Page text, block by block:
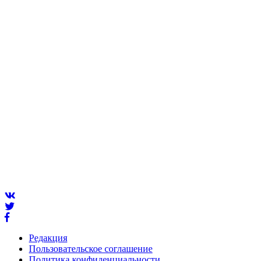
Редакция
Пользовательское соглашение